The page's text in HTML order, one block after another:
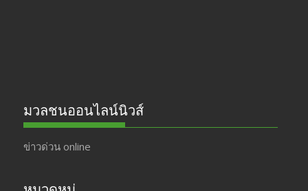
มวลชนออนไลน์นิวส์
ข่าวด่วน online